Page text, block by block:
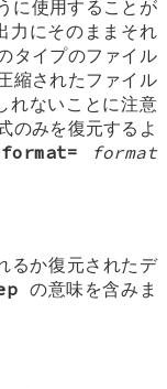
使用することが
力にそのままそれ
タイプのファイル
縮されたファイル
れないことに注意
のみを復元するよ
format
るか復元されたデ
の意味を含みま